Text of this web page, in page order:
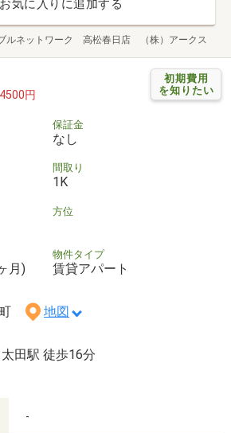
お気に入りに追加する
ルネットワーク 高松春日店 （株）アークス
初期費用
を知りたい
円
保証金
なし
間取り
1K
方位
月)
物件タイプ
賃貸アパート
町 地図
田駅 徒歩16分
-